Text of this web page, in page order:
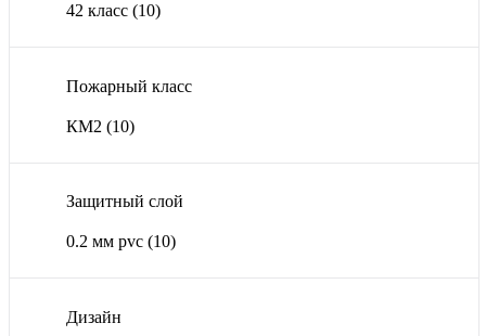
42 класс (10)
Пожарный класс
КМ2 (10)
Защитный слой
0.2 мм pvc (10)
Дизайн